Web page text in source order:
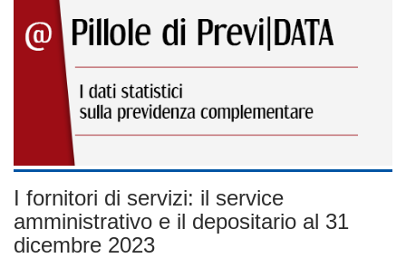
I fornitori di servizi: il service
amministrativo e il depositario al 31
dicembre 2023